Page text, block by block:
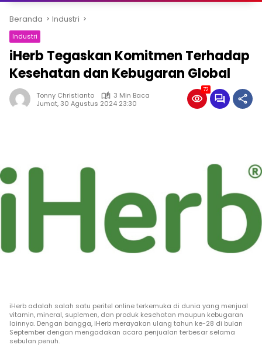
Beranda Industri
Industri
iHerb Tegaskan Komitmen Terhadap
Kesehatan dan Kebugaran Global
Tonny Christianto
3 Min Baca
Jumat, 30 Agustus 2024 23:30
72
iHerb adalah salah satu peritel online terkemuka di dunia yang menjual
vitamin, mineral, suplemen, dan produk kesehatan maupun kebugaran
lainnya. Dengan bangga, iHerb merayakan ulang tahun ke-28 di bulan
September dengan mengadakan acara penjualan terbesar selama
sebulan penuh.